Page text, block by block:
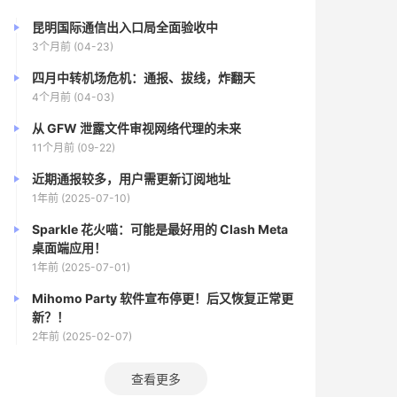
昆明国际通信出入口局全面验收中
3个月前 (04-23)
四月中转机场危机：通报、拔线，炸翻天
4个月前 (04-03)
从 GFW 泄露文件审视网络代理的未来
11个月前 (09-22)
近期通报较多，用户需更新订阅地址
1年前 (2025-07-10)
Sparkle 花火喵：可能是最好用的 Clash Meta
桌面端应用！
1年前 (2025-07-01)
Mihomo Party 软件宣布停更！后又恢复正常更
新？！
2年前 (2025-02-07)
查看更多